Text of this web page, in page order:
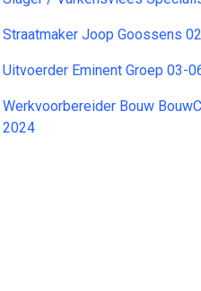
Straatmaker Joop Goossens
Uitvoerder Eminent Groep 03-
Werkvoorbereider Bouw
2024